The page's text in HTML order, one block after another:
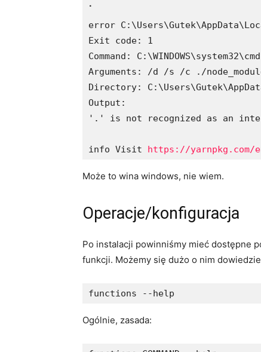
⠁
error
Exit code: 1
Command:
Arguments: /d /s /c ./
Directory:
Output:
'.' is not recognized as an
info Visit https://
Może to wina windows, nie wiem.
Operacje/konfiguracja
Po instalacji powinniśmy mieć dostępne
funkcji. Możemy się dużo o nim
functions --help
Ogólnie, zasada: